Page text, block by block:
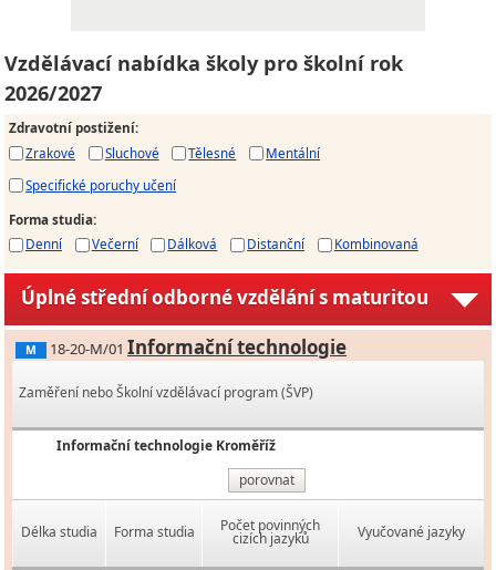
Vzdělávací nabídka školy pro školní rok
2026/2027
Zdravotní postižení:
Zrakové
Sluchové Tělesné
Mentální
Specifické poruchy učení
Forma studia:
Denní
Večerní Dálková Distanční Kombinovaná
Úplné střední odborné vzdělání s maturitou
M 18-20-M/01 Informační technologie
Zaměření nebo Školní vzdělávací program (ŠVP)
Informační technologie Kroměříž
porovnat
Délka studia Forma studia Počet povinných
cizích jazyků Vyučované jazyky